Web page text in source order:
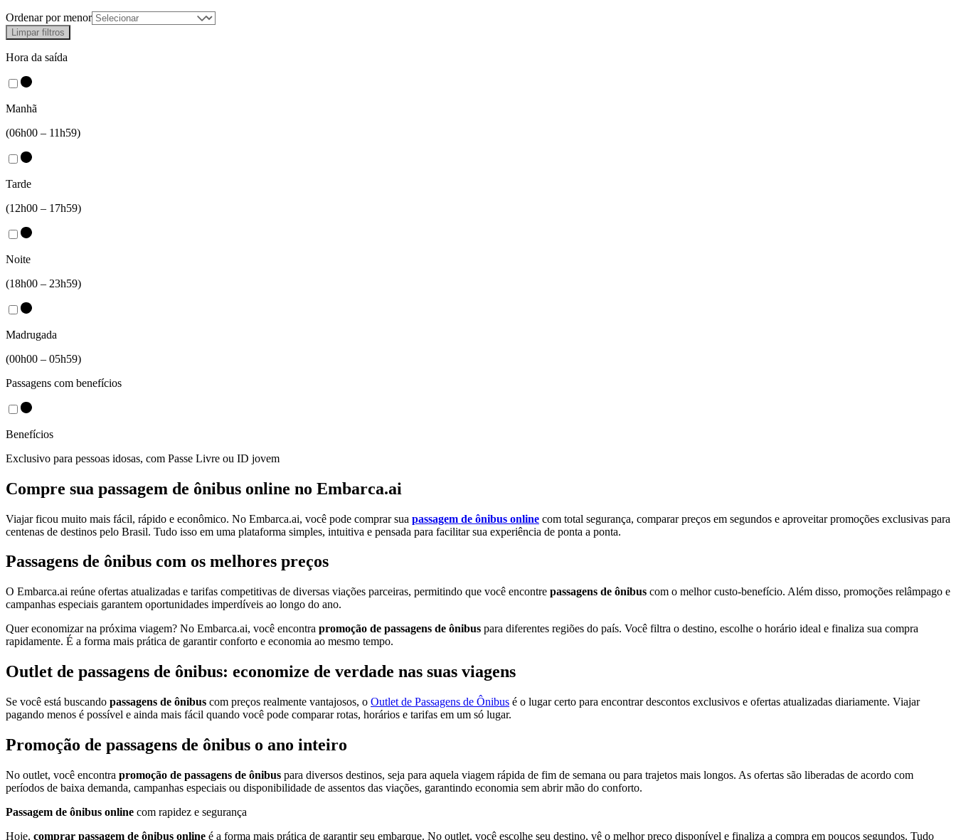
Ordenar por menor
Limpar filtros
Hora da saída
Manhã
(06h00 – 11h59)
Tarde
(12h00 – 17h59)
Noite
(18h00 – 23h59)
Madrugada
(00h00 – 05h59)
Passagens com benefícios
Benefícios
Exclusivo para pessoas idosas, com Passe Livre ou ID jovem
Compre sua passagem de ônibus online no Embarca.ai
Viajar ficou muito mais fácil, rápido e econômico. No Embarca.ai, você pode comprar sua passagem de ônibus online com total segurança, comparar preços em segundos e aproveitar promoções exclusivas para
centenas de destinos pelo Brasil. Tudo isso em uma plataforma simples, intuitiva e pensada para facilitar sua experiência de ponta a ponta.
Passagens de ônibus com os melhores preços
O Embarca.ai reúne ofertas atualizadas e tarifas competitivas de diversas viações parceiras, permitindo que você encontre passagens de ônibus com o melhor custo-benefício. Além disso, promoções relâmpago e
campanhas especiais garantem oportunidades imperdíveis ao longo do ano.
Quer economizar na próxima viagem? No Embarca.ai, você encontra promoção de passagens de ônibus para diferentes regiões do país. Você filtra o destino, escolhe o horário ideal e finaliza sua compra
rapidamente. É a forma mais prática de garantir conforto e economia ao mesmo tempo.
Outlet de passagens de ônibus: economize de verdade nas suas viagens
Se você está buscando passagens de ônibus com preços realmente vantajosos, o Outlet de Passagens de Ônibus é o lugar certo para encontrar descontos exclusivos e ofertas atualizadas diariamente. Viajar
pagando menos é possível e ainda mais fácil quando você pode comparar rotas, horários e tarifas em um só lugar.
Promoção de passagens de ônibus o ano inteiro
No outlet, você encontra promoção de passagens de ônibus para diversos destinos, seja para aquela viagem rápida de fim de semana ou para trajetos mais longos. As ofertas são liberadas de acordo com
períodos de baixa demanda, campanhas especiais ou disponibilidade de assentos das viações, garantindo economia sem abrir mão do conforto.
Passagem de ônibus online com rapidez e segurança
Hoje, comprar passagem de ônibus online é a forma mais prática de garantir seu embarque. No outlet, você escolhe seu destino, vê o melhor preço disponível e finaliza a compra em poucos segundos. Tudo